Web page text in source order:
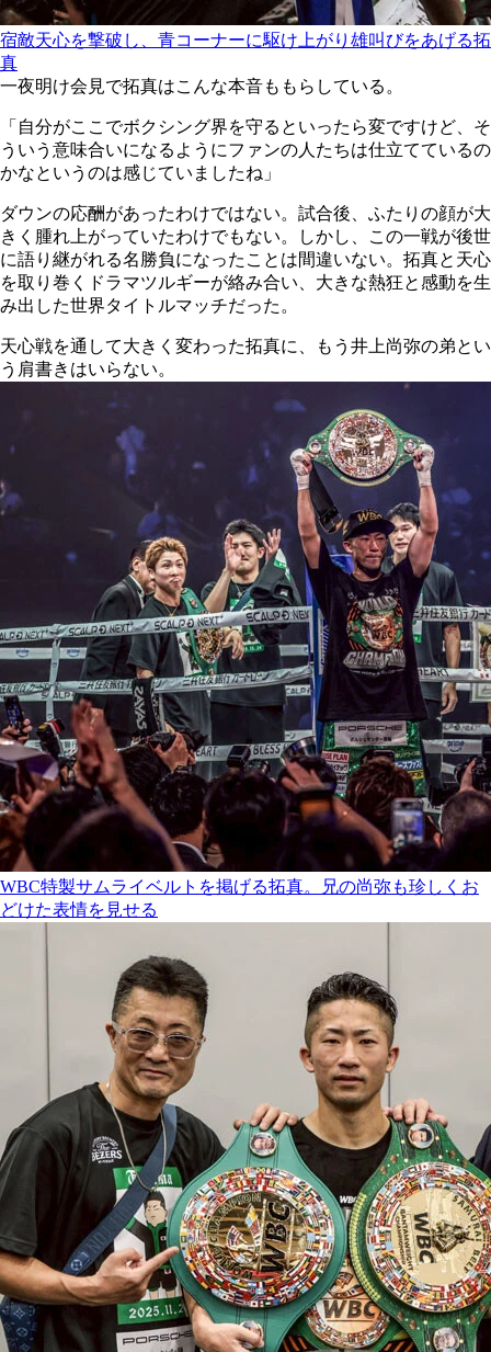
宿敵天心を撃破し、青コーナーに駆け上がり雄叫びをあげる拓
真
一夜明け会見で拓真はこんな本音ももらしている。
「自分がここでボクシング界を守るといったら変ですけど、そ
ういう意味合いになるようにファンの人たちは仕立てているの
かなというのは感じていましたね」
ダウンの応酬があったわけではない。試合後、ふたりの顔が大
きく腫れ上がっていたわけでもない。しかし、この一戦が後世
に語り継がれる名勝負になったことは間違いない。拓真と天心
を取り巻くドラマツルギーが絡み合い、大きな熱狂と感動を生
み出した世界タイトルマッチだった。
天心戦を通して大きく変わった拓真に、もう井上尚弥の弟とい
う肩書きはいらない。
WBC特製サムライベルトを掲げる拓真。兄の尚弥も珍しくお
どけた表情を見せる